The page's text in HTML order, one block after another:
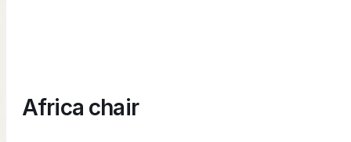
Africa chair